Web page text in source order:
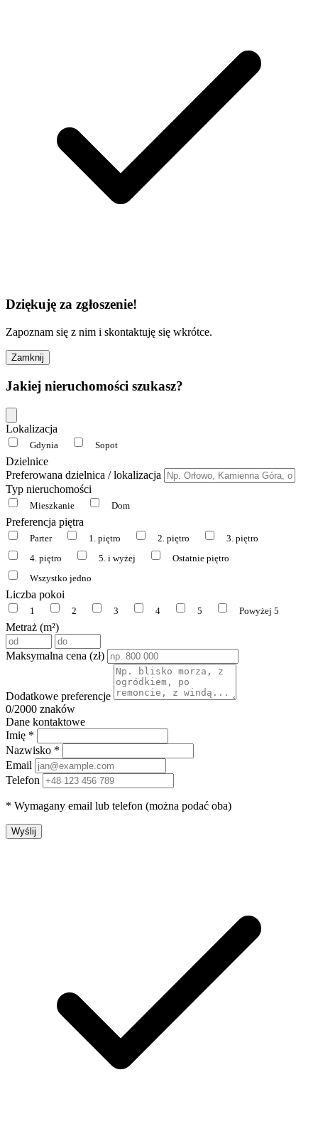
Dziękuję za zgłoszenie!
Zapoznam się z nim i skontaktuję się wkrótce.
Zamknij
Jakiej nieruchomości szukasz?
Lokalizacja
Gdynia Sopot
Dzielnice
Preferowana dzielnica / lokalizacja
Typ nieruchomości
Mieszkanie Dom
Preferencja piętra
Parter 1. piętro 2. piętro
3. piętro
4. piętro
5. i wyżej
Ostatnie piętro
Wszystko jedno
Liczba pokoi
1 2 3 4 5 Powyżej 5
Metraż (m²)
Maksymalna cena (zł)
Dodatkowe preferencje
0/2000 znaków
Dane kontaktowe
Imię *
Nazwisko *
Email
Telefon
* Wymagany email lub telefon (można podać oba)
Wyślij